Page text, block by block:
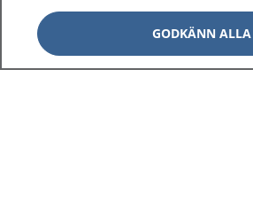
Logga in för att läsa din journal
vårdärenden. Ring telefonnummer
sjukvårdsrådgivning dygnet runt.
1177 ger dig råd när du vill må
GODKÄNN ALLA